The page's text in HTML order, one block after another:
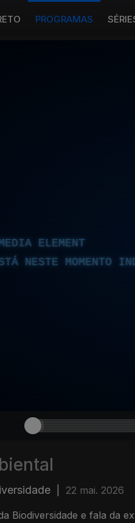
PROGRAMAS
ELEMENT
NESTE MOMENTO
22 mai. 2026
Biodiversidade e fala da